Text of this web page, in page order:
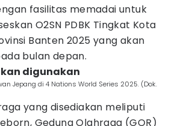
fasilitas memadai untuk
O2SN PDBK Tingkat Kota
Banten 2025 yang akan
bulan depan.
digunakan
Jepang di 4 Nations World Series 2025. (Dok.
yang disediakan meliputi
Gedung Olahraga (GOR)